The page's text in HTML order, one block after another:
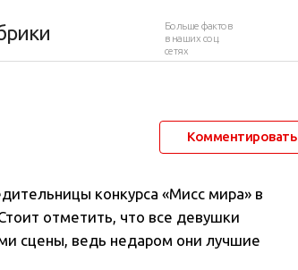
Больше фактов
в наших соц.
сетях
Комментировать
конкурса «Мисс мира» в
отметить, что все девушки
сцены, ведь недаром они лучшие